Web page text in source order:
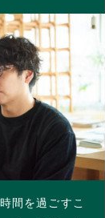
間を過ごすこ